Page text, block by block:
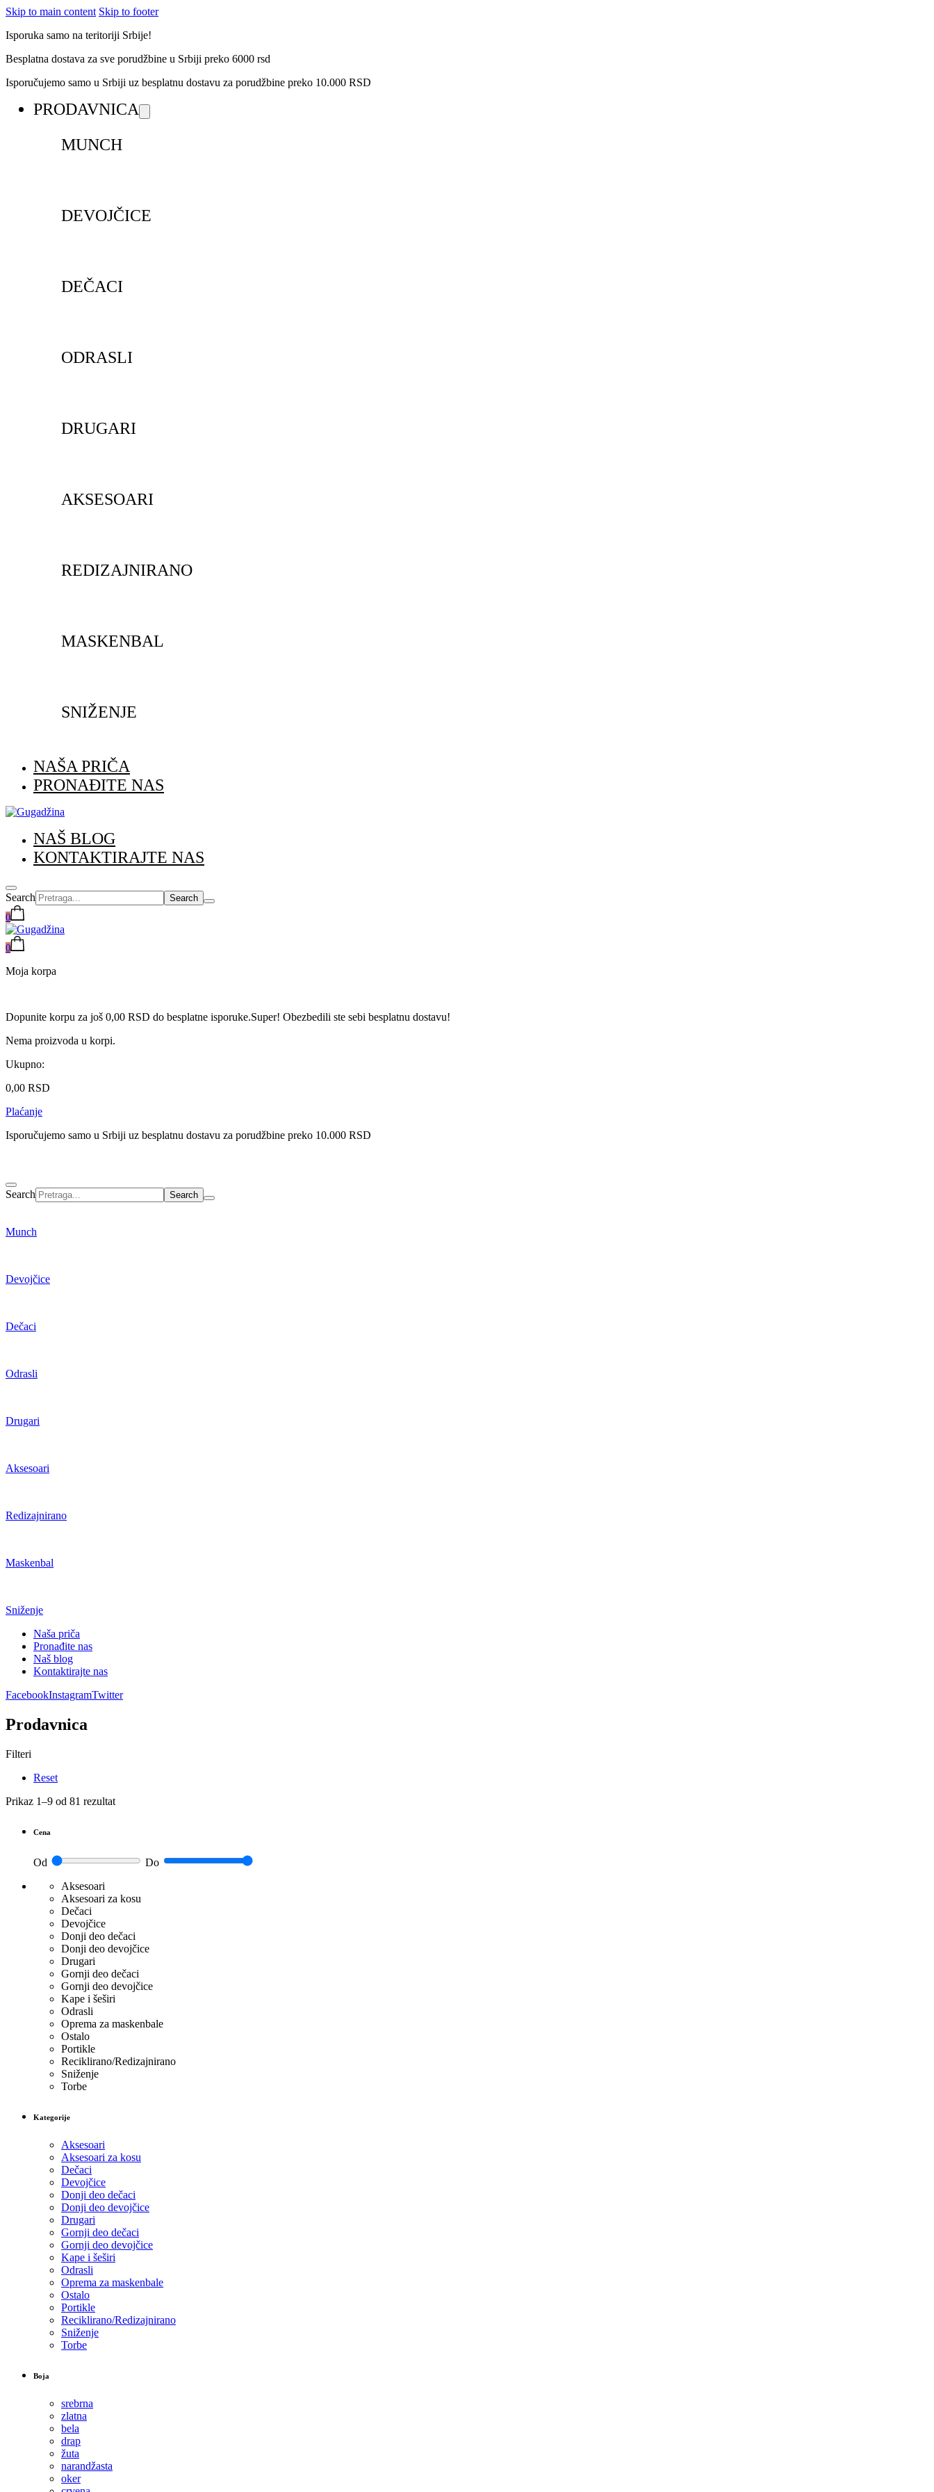
Skip to main content Skip to footer
Isporuka samo na teritoriji Srbije!
Besplatna dostava za sve porudžbine u Srbiji preko 6000 rsd
Isporučujemo samo u Srbiji uz besplatnu dostavu za porudžbine preko 10.000 RSD
PRODAVNICA
MUNCH
DEVOJČICE
DEČACI
ODRASLI
DRUGARI
AKSESOARI
REDIZAJNIRANO
MASKENBAL
SNIŽENJE
NAŠA PRIČA
PRONAĐITE NAS
NAŠ BLOG
KONTAKTIRAJTE NAS
Search
0
0
Moja korpa
Dopunite korpu za još 0,00 RSD do besplatne isporuke.Super! Obezbedili ste sebi besplatnu dostavu!
Nema proizvoda u korpi.
Ukupno:
0,00 RSD
Plaćanje
Isporučujemo samo u Srbiji uz besplatnu dostavu za porudžbine preko 10.000 RSD
Search
Munch
Devojčice
Dečaci
Odrasli
Drugari
Aksesoari
Redizajnirano
Maskenbal
Sniženje
Naša priča
Pronađite nas
Naš blog
Kontaktirajte nas
FacebookInstagramTwitter
Prodavnica
Filteri
Reset
Prikaz 1–9 od 81 rezultat
Cena
Od
Do
Aksesoari
Aksesoari za kosu
Dečaci
Devojčice
Donji deo dečaci
Donji deo devojčice
Drugari
Gornji deo dečaci
Gornji deo devojčice
Kape i šeširi
Odrasli
Oprema za maskenbale
Ostalo
Portikle
Reciklirano/Redizajnirano
Sniženje
Torbe
Kategorije
Aksesoari
Aksesoari za kosu
Dečaci
Devojčice
Donji deo dečaci
Donji deo devojčice
Drugari
Gornji deo dečaci
Gornji deo devojčice
Kape i šeširi
Odrasli
Oprema za maskenbale
Ostalo
Portikle
Reciklirano/Redizajnirano
Sniženje
Torbe
Boja
srebrna
zlatna
bela
drap
žuta
narandžasta
oker